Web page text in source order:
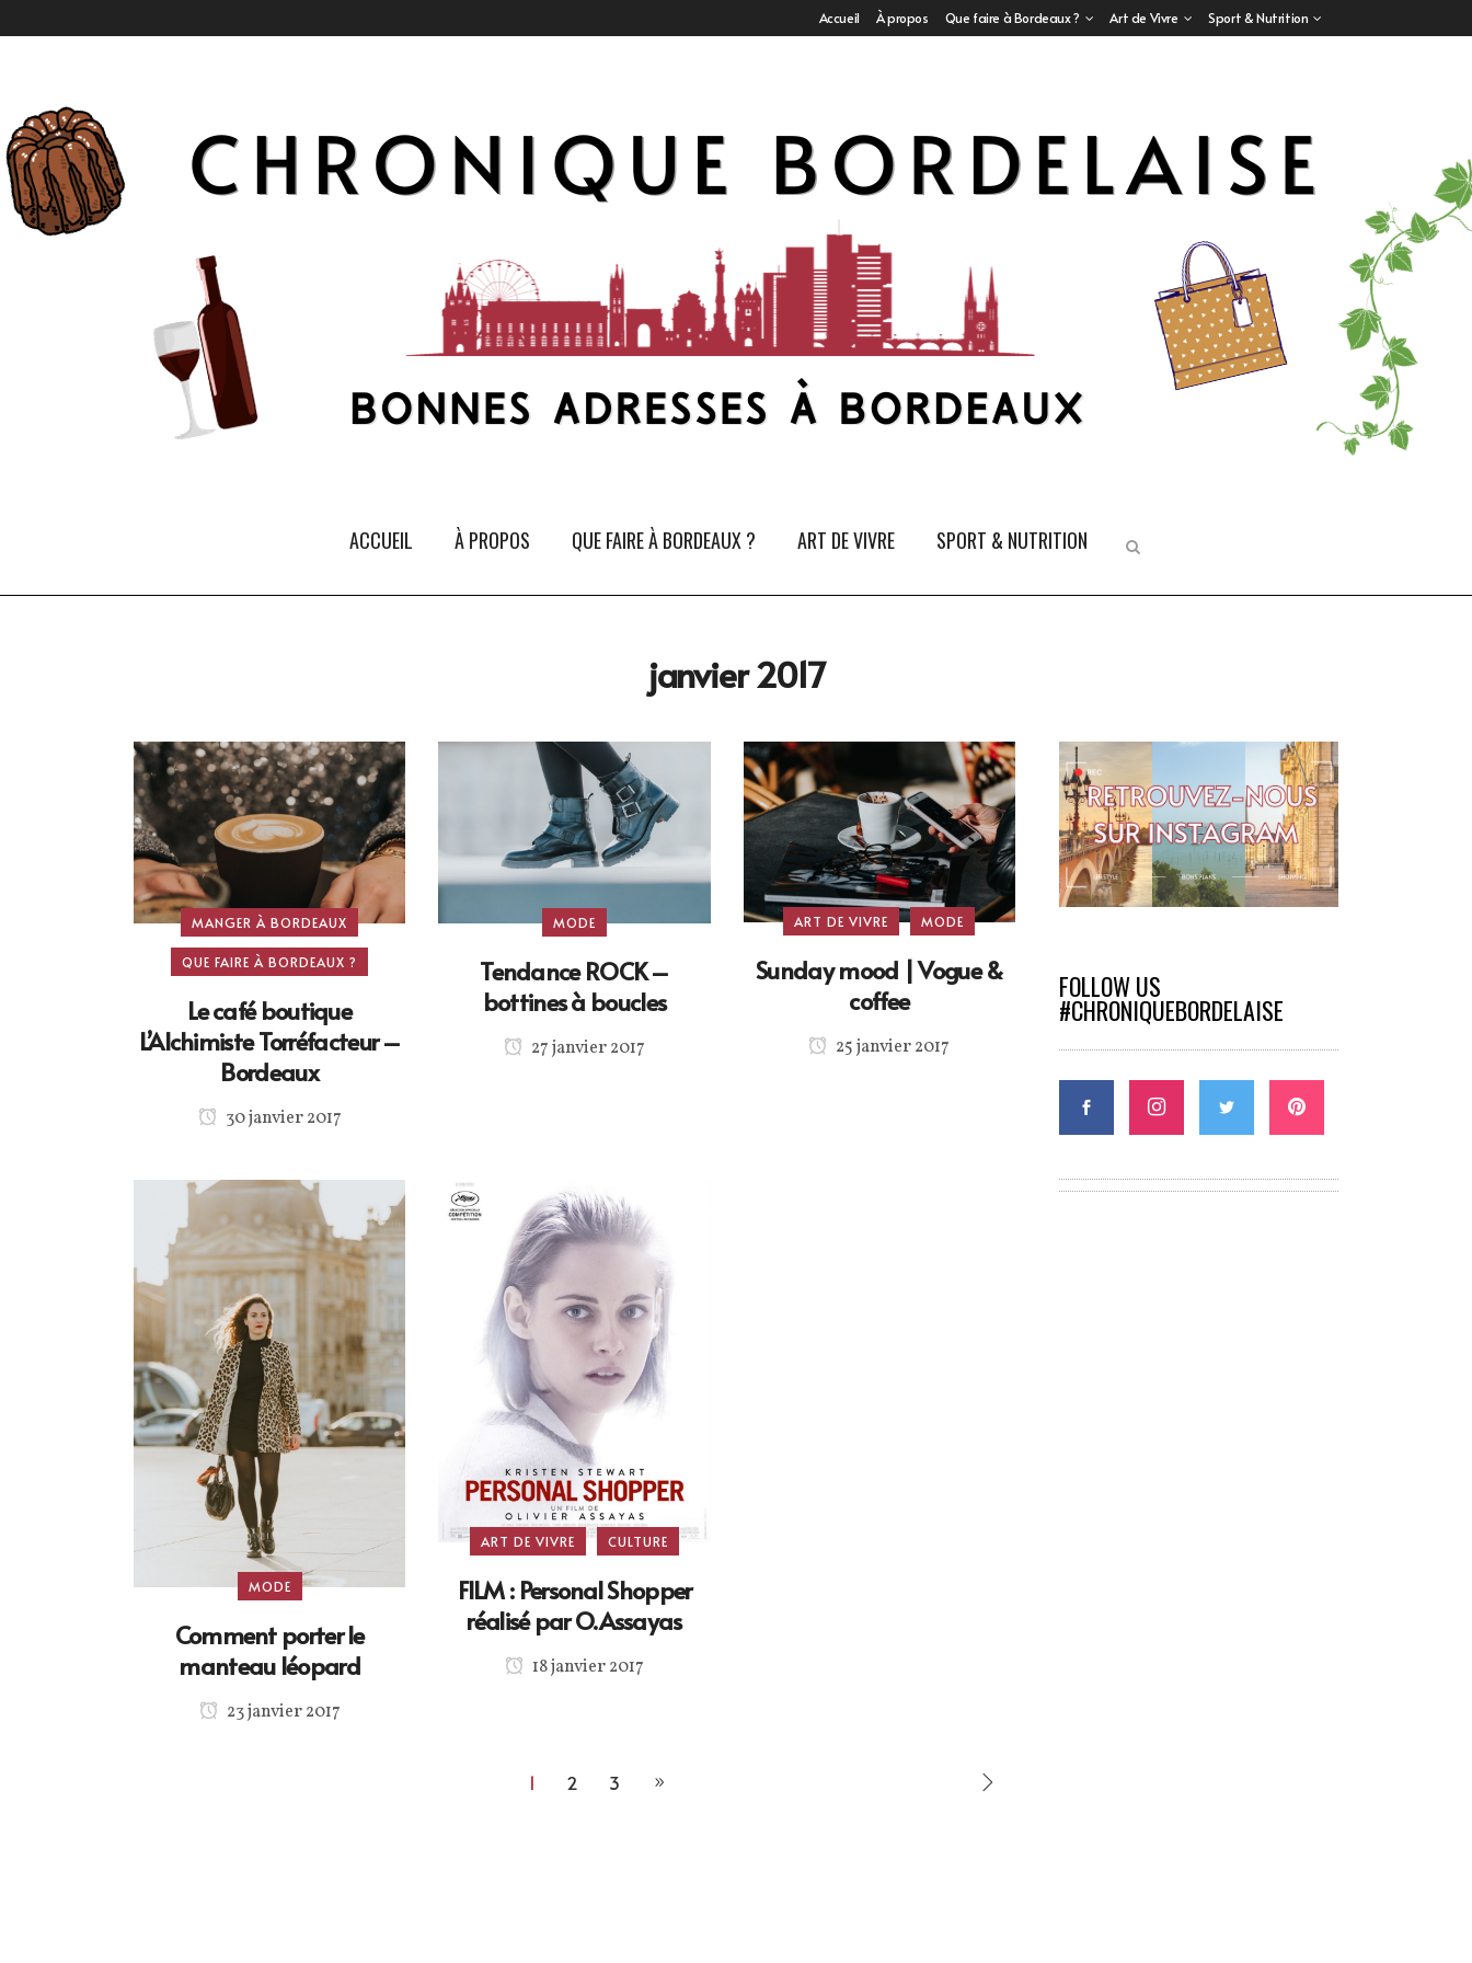
Accueil À propos Que faire à Bordeaux ? Art de Vivre Sport & Nutrition
ACCUEIL À PROPOS QUE FAIRE À BORDEAUX ? ART DE VIVRE SPORT & NUTRITION
janvier 2017
MANGER À BORDEAUX
QUE FAIRE À BORDEAUX ?
Le café boutique
L’Alchimiste Torréfacteur –
Bordeaux
30 janvier 2017
MODE
Tendance ROCK –
bottines à boucles
27 janvier 2017
ART DE VIVRE MODE
Sunday mood | Vogue &
coffee
25 janvier 2017
MODE
Comment porter le
manteau léopard
23 janvier 2017
ART DE VIVRE CULTURE
FILM : Personal Shopper
réalisé par O.Assayas
18 janvier 2017
1 2 3
FOLLOW US
#CHRONIQUEBORDELAISE